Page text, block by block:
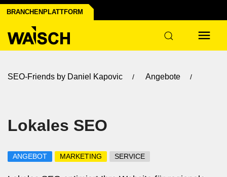
BRANCHENPLATTFORM
SEO-Friends by Daniel Kapovic Angebote
Lokales SEO
ANGEBOT MARKETING SERVICE